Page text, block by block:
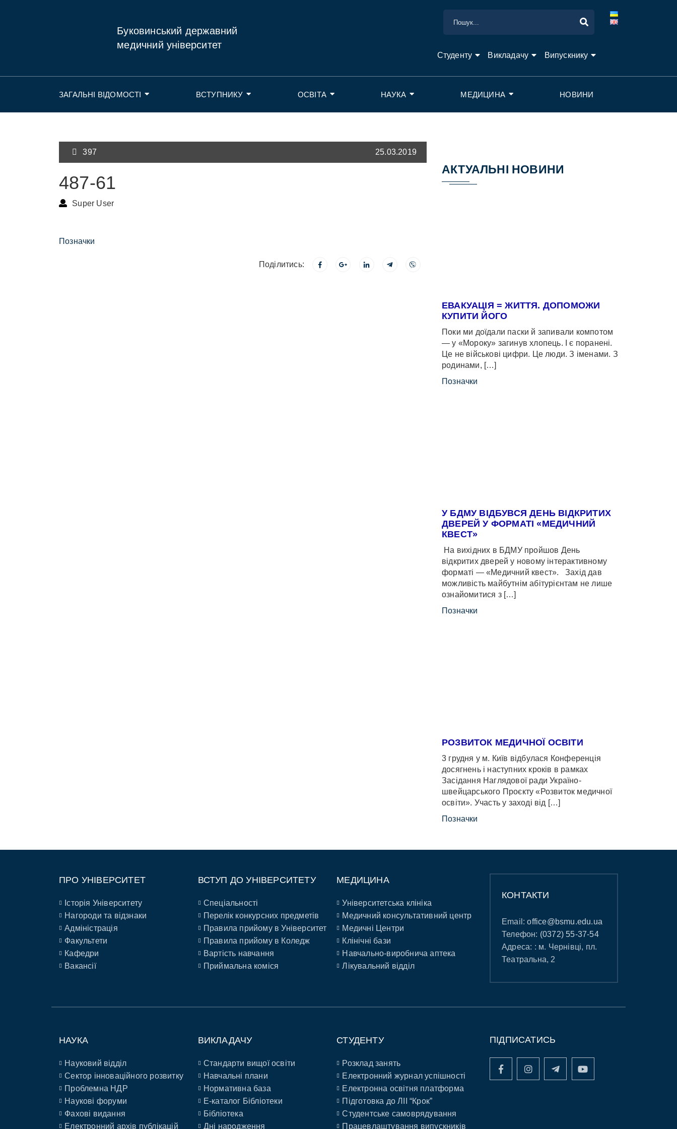
Буковинський державний
медичний університет
Студенту Викладачу Випускнику
ЗАГАЛЬНІ ВІДОМОСТІ ВСТУПНИКУ ОСВІТА НАУКА МЕДИЦИНА НОВИНИ
397 25.03.2019
487-61
Super User
Позначки
Поділитись:
АКТУАЛЬНІ НОВИНИ
ЕВАКУАЦІЯ = ЖИТТЯ. ДОПОМОЖИ
КУПИТИ ЙОГО
Поки ми доїдали паски й запивали компотом
— у «Мороку» загинув хлопець. І є поранені.
Це не військові цифри. Це люди. З іменами. З
родинами, […]
Позначки
У БДМУ ВІДБУВСЯ ДЕНЬ ВІДКРИТИХ
ДВЕРЕЙ У ФОРМАТІ «МЕДИЧНИЙ
КВЕСТ»
На вихідних в БДМУ пройшов День
відкритих дверей у новому інтерактивному
форматі — «Медичний квест». Захід дав
можливість майбутнім абітурієнтам не лише
ознайомитися з […]
Позначки
РОЗВИТОК МЕДИЧНОЇ ОСВІТИ
3 грудня у м. Київ відбулася Конференція
досягнень і наступних кроків в рамках
Засідання Наглядової ради Україно-
швейцарського Проєкту «Розвиток медичної
освіти». Участь у заході від […]
Позначки
ПРО УНІВЕРСИТЕТ
Історія Університету
Нагороди та відзнаки
Адміністрація
Факультети
Кафедри
Вакансії
ВСТУП ДО УНІВЕРСИТЕТУ
Спеціальності
Перелік конкурсних предметів
Правила прийому в Університет
Правила прийому в Коледж
Вартість навчання
Приймальна коміся
МЕДИЦИНА
Університетська клініка
Медичний консультативний центр
Медичні Центри
Клінічні бази
Навчально-виробнича аптека
Лікувальний відділ
КОНТАКТИ
Email:office@bsmu.edu.ua
Телефон: (0372) 55-37-54
Адреса: : м. Чернівці, пл.
Театральна, 2
НАУКА
Науковий відділ
Сектор інноваційного розвитку
Проблемна НДР
Наукові форуми
Фахові видання
Електронний архів публікацій
ВИКЛАДАЧУ
Стандарти вищої освіти
Навчальні плани
Нормативна база
E-каталог Бібліотеки
Бібліотека
Дні народження
СТУДЕНТУ
Розклад занять
Електронний журнал успішності
Електронна освітня платформа
Підготовка до ЛІІ “Крок”
Студентське самоврядування
Працевлаштування випускників
ПІДПИСАТИСЬ